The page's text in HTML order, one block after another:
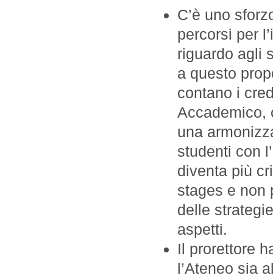
C’è uno
percorsi per
riguardo agli
a questo
contano i
Accademico,
una
studenti con
diventa più
stages e non
delle
aspetti.
Il prorettore
l’Ateneo sia